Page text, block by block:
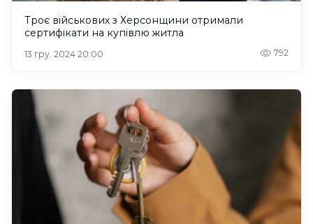
Троє військових з Херсонщини отримали
сертифікати на купівлю житла
13 гру. 2024 20:00 792